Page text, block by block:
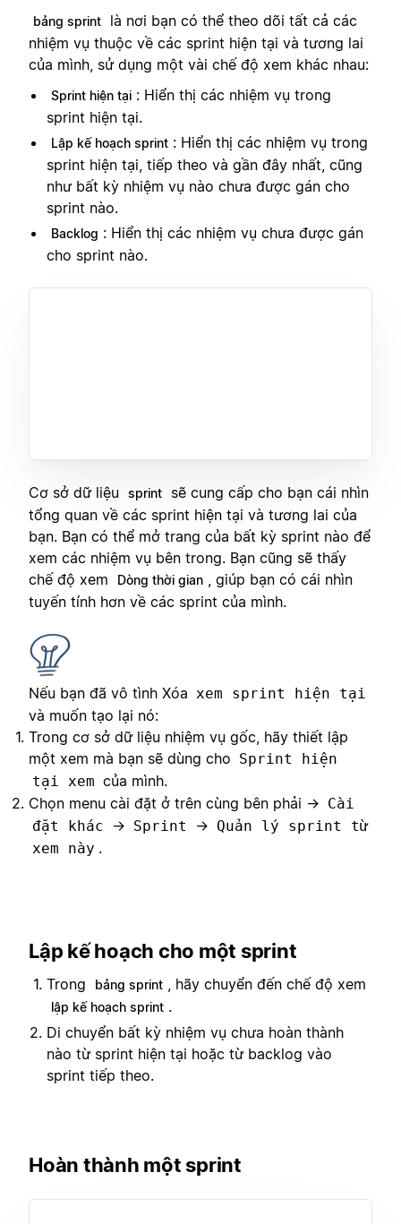
bảng sprint
là nơi bạn có thể theo dõi tất cả các
nhiệm vụ thuộc về các sprint hiện tại và tương lai
của mình, sử dụng một vài chế độ xem khác nhau:
Sprint hiện tại : Hiển thị các nhiệm vụ trong
sprint hiện tại.
Lập kế hoạch sprint : Hiển thị các nhiệm vụ trong
sprint hiện tại, tiếp theo và gần đây nhất, cũng
như bất kỳ nhiệm vụ nào chưa được gán cho
sprint nào.
Backlog : Hiển thị các nhiệm vụ chưa được gán
cho sprint nào.
Cơ sở dữ liệu sprint
sẽ cung cấp cho bạn cái nhìn
tổng quan về các sprint hiện tại và tương lai của
bạn. Bạn có thể mở trang của bất kỳ sprint nào để
xem các nhiệm vụ bên trong. Bạn cũng sẽ thấy
chế độ xem
Dòng thời gian , giúp bạn có cái nhìn
tuyến tính hơn về các sprint của mình.
Nếu bạn đã vô tình Xóa xem sprint hiện tại
và muốn tạo lại nó:
Trong cơ sở dữ liệu nhiệm vụ gốc, hãy thiết lập
một xem mà bạn sẽ dùng cho Sprint hiện
tại xem của mình.
Chọn menu cài đặt ở trên cùng bên phải → Cài
đặt khác
→ Sprint → Quản lý sprint từ
xem này .
Lập kế hoạch cho một sprint
Trong bảng sprint , hãy chuyển đến chế độ xem
lập kế hoạch sprint .
Di chuyển bất kỳ nhiệm vụ chưa hoàn thành
nào từ sprint hiện tại hoặc từ backlog vào
sprint tiếp theo.
Hoàn thành một sprint